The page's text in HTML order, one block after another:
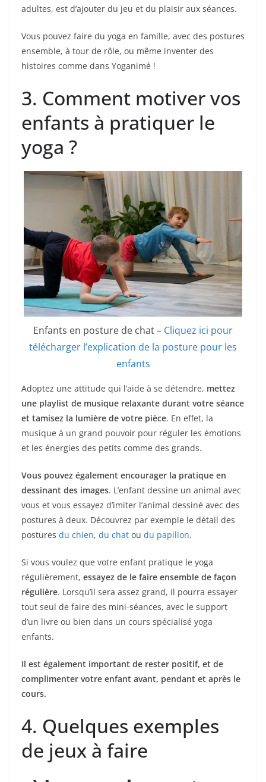
adultes, est d’ajouter du jeu et du plaisir aux séances.
Vous pouvez faire du yoga en famille, avec des postures
ensemble, à tour de rôle, ou même inventer des
histoires comme dans Yoganimé !
3. Comment motiver vos
enfants à pratiquer le
yoga ?
Enfants en posture de chat – Cliquez ici pour
télécharger l’explication de la posture pour les
enfants
Adoptez une attitude qui l’aide à se détendre, mettez
une playlist de musique relaxante durant votre séance
et tamisez la lumière de votre pièce. En effet, la
musique à un grand pouvoir pour réguler les émotions
et les énergies des petits comme des grands.
Vous pouvez également encourager la pratique en
dessinant des images. L’enfant dessine un animal avec
vous et vous essayez d’imiter l’animal dessiné avec des
postures à deux. Découvrez par exemple le détail des
postures du chien, du chat ou du papillon.
Si vous voulez que votre enfant pratique le yoga
régulièrement, essayez de le faire ensemble de façon
régulière. Lorsqu’il sera assez grand, il pourra essayer
tout seul de faire des mini-séances, avec le support
d’un livre ou bien dans un cours spécialisé yoga
enfants.
Il est également important de rester positif, et de
complimenter votre enfant avant, pendant et après le
cours.
4. Quelques exemples
de jeux à faire